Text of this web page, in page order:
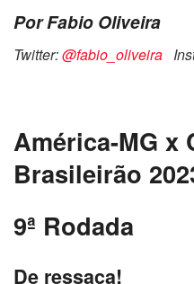
Por Fabio Oliveira
Twitter:@fabio_oliveira
América-MG x
Brasileirão
9ª Rodada
De ressaca!